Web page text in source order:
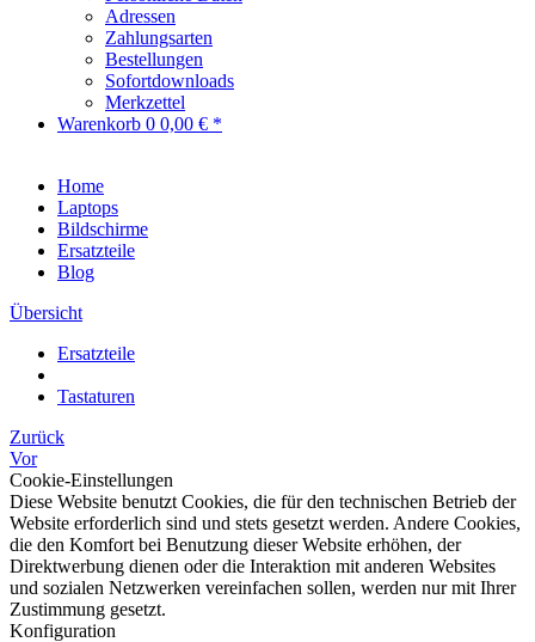
Adressen
Zahlungsarten
Bestellungen
Sofortdownloads
Merkzettel
Warenkorb 0 0,00 € *
Home
Laptops
Bildschirme
Ersatzteile
Blog
Übersicht
Ersatzteile
Tastaturen
Zurück
Vor
Cookie-Einstellungen
Diese Website benutzt Cookies, die für den technischen Betrieb der
Website erforderlich sind und stets gesetzt werden. Andere Cookies,
die den Komfort bei Benutzung dieser Website erhöhen, der
Direktwerbung dienen oder die Interaktion mit anderen Websites
und sozialen Netzwerken vereinfachen sollen, werden nur mit Ihrer
Zustimmung gesetzt.
Konfiguration